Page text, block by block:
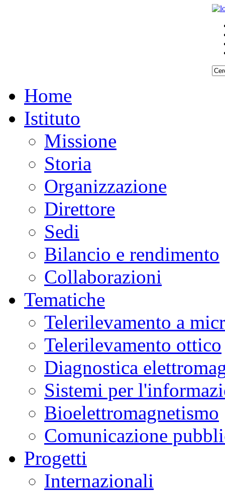
Home
Istituto
Missione
Storia
Organizzazione
Direttore
Sedi
Bilancio e rendimento
Collaborazioni
Tematiche
Telerilevamento a
Telerilevamento ottico
Diagnostica
Sistemi per
Bioelettromagnetismo
Comunicazione
Progetti
Internazionali